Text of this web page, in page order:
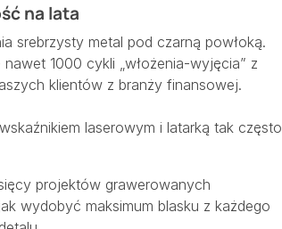
na lata
srebrzysty metal pod czarną powłoką.
1000 cykli „włożenia-wyjęcia” z
klientów z branży finansowej.
laserowym i latarką tak często
projektów grawerowanych
wydobyć maksimum blasku z każdego